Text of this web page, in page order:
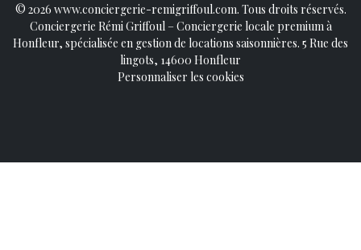
© 2026 www.conciergerie-remigriffoul.com. Tous droits réservés.
Conciergerie Rémi Griffoul – Conciergerie locale premium à
Honfleur, spécialisée en gestion de locations saisonnières. 5 Rue des
lingots, 14600 Honfleur
Personnaliser les cookies